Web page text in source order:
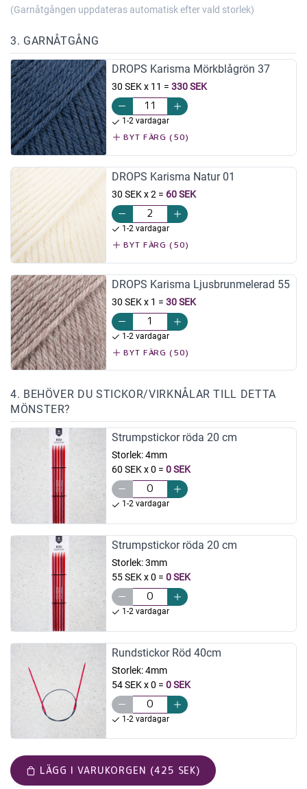
(Garnåtgången uppdateras automatisk efter vald storlek)
3. GARNÅTGÅNG
DROPS Karisma Mörkblågrön 37
30 SEK x 11 = 330 SEK
1-2 vardagar
BYT FÄRG (50)
DROPS Karisma Natur 01
30 SEK x 2 = 60 SEK
1-2 vardagar
BYT FÄRG (50)
DROPS Karisma Ljusbrunmelerad 55
30 SEK x 1 = 30 SEK
1-2 vardagar
BYT FÄRG (50)
4. BEHÖVER DU STICKOR/VIRKNÅLAR TILL DETTA
MÖNSTER?
Strumpstickor röda 20 cm
Storlek:4mm
60 SEK x 0 = 0 SEK
1-2 vardagar
Strumpstickor röda 20 cm
Storlek:3mm
55 SEK x 0 = 0 SEK
1-2 vardagar
Rundstickor Röd 40cm
Storlek:4mm
54 SEK x 0 = 0 SEK
1-2 vardagar
LÄGG I VARUKORGEN (425 SEK)